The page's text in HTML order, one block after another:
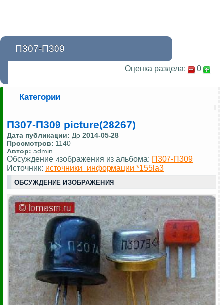
П307-П309
Оценка раздела: 0
Категории
П307-П309 picture(28267)
Дата публикации: До 2014-05-28
Просмотров: 1140
Автор: admin
Обсуждение изображения из альбома: П307-П309
Источник: источники_информации *155la3
ОБСУЖДЕНИЕ ИЗОБРАЖЕНИЯ